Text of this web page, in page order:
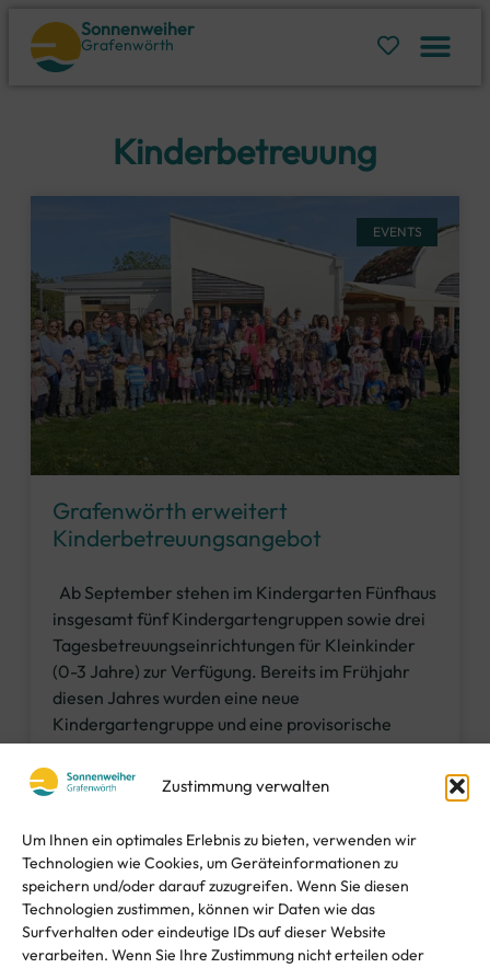
Zustimmung verwalten
Um Ihnen ein optimales Erlebnis zu bieten, verwenden wir
Technologien wie Cookies, um Geräteinformationen zu
speichern und/oder darauf zuzugreifen. Wenn Sie diesen
Technologien zustimmen, können wir Daten wie das
Surfverhalten oder eindeutige IDs auf dieser Website
verarbeiten. Wenn Sie Ihre Zustimmung nicht erteilen oder
Sonnenweiher
Grafenwörth
Kinderbetreuung
EVENTS
Grafenwörth erweitert
Kinderbetreuungsangebot
Ab September stehen im Kindergarten Fünfhaus
insgesamt fünf Kindergartengruppen sowie drei
Tagesbetreuungseinrichtungen für Kleinkinder
(0-3 Jahre) zur Verfügung. Bereits im Frühjahr
diesen Jahres wurden eine neue
Kindergartengruppe und eine provisorische
Kleinkindergruppe geöffnet (Bild). Mit dieser
signifikanten Ausweitung des Angebots kommt
die Gemeinde der im Jahr 2022 beschlossenen
WEITERLESEN »
März 29, 2024